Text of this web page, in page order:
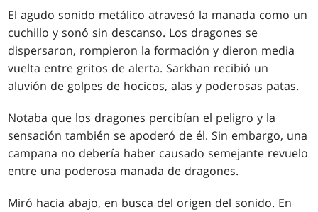
El agudo sonido metálico atravesó la manada como un
cuchillo y sonó sin descanso. Los dragones se
dispersaron, rompieron la formación y dieron media
vuelta entre gritos de alerta. Sarkhan recibió un
aluvión de golpes de hocicos, alas y poderosas patas.
Notaba que los dragones percibían el peligro y la
sensación también se apoderó de él. Sin embargo, una
campana no debería haber causado semejante revuelo
entre una poderosa manada de dragones.
Miró hacia abajo, en busca del origen del sonido. En